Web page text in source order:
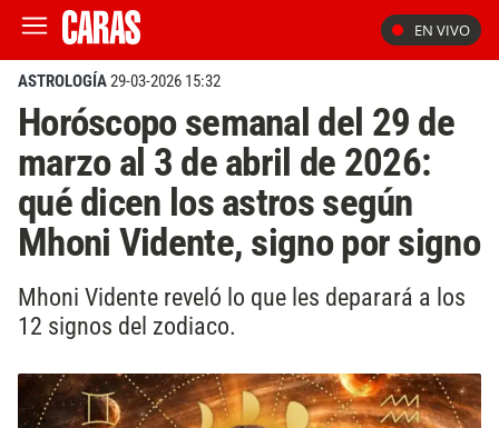
EN VIVO
ASTROLOGÍA29-03-2026 15:32
Horóscopo semanal del 29 de
marzo al 3 de abril de 2026:
qué dicen los astros según
Mhoni Vidente, signo por signo
Mhoni Vidente reveló lo que les deparará a los
12 signos del zodiaco.